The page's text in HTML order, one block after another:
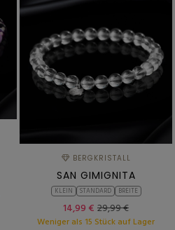
BERGKRISTALL
SAN GIMIGNITA
KLEIN STANDARD BREITE
14,99 € 29,99 €
Weniger als 15 Stück auf Lager